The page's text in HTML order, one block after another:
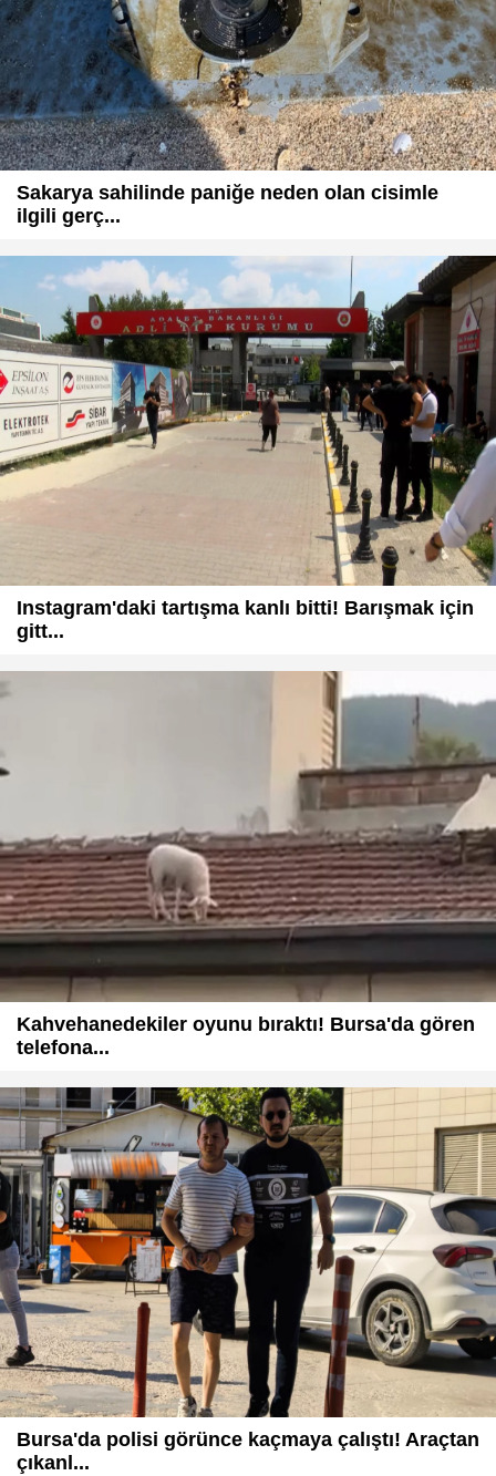
Sakarya sahilinde paniğe neden olan cisimle
ilgili gerç...
Instagram'daki tartışma kanlı bitti! Barışmak için
gitt...
Kahvehanedekiler oyunu bıraktı! Bursa'da gören
telefona...
Bursa'da polisi görünce kaçmaya çalıştı! Araçtan
çıkanl...